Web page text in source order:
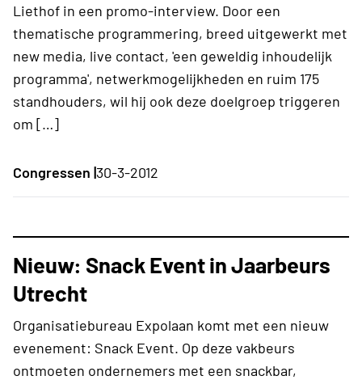
Liethof in een promo-interview. Door een
thematische programmering, breed uitgewerkt met
new media, live contact, 'een geweldig inhoudelijk
programma', netwerkmogelijkheden en ruim 175
standhouders, wil hij ook deze doelgroep triggeren
om […]
Congressen |30-3-2012
Nieuw: Snack Event in Jaarbeurs
Utrecht
Organisatiebureau Expolaan komt met een nieuw
evenement: Snack Event. Op deze vakbeurs
ontmoeten ondernemers met een snackbar,